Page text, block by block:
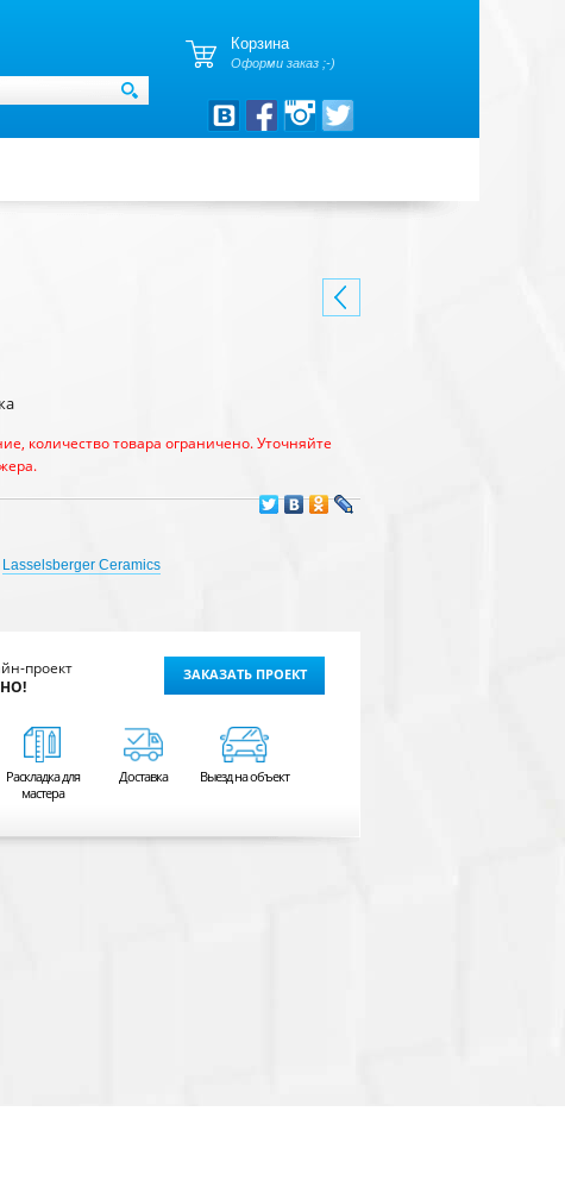
Корзина
Оформи заказ ;-)
количество товара ограничено. Уточняйте
Lasselsberger Ceramics
проект
ЗАКАЗАТЬ ПРОЕКТ
Раскладка для
мастера
Доставка Выезд на объект